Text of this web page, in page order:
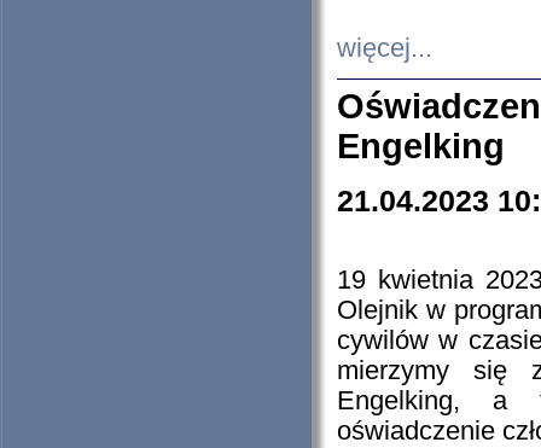
więcej...
Engelking
21.04.2023
19 kwietnia
Olejnik w
cywilów w
mierzymy się
Engelking, a
oświadczenie